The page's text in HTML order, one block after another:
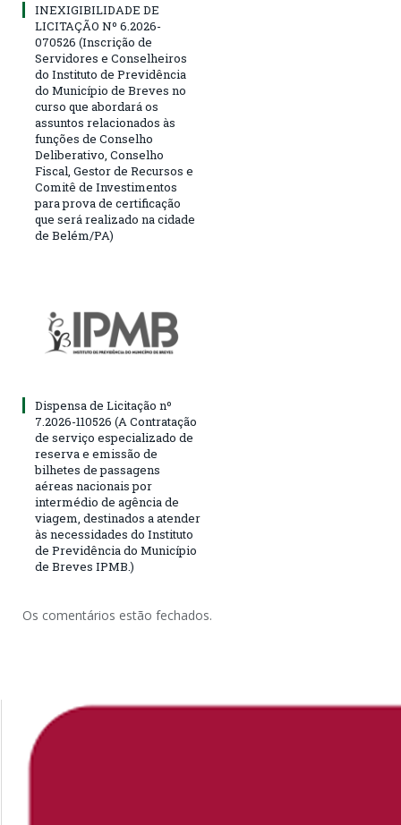
INEXIGIBILIDADE DE
LICITAÇÃO Nº 6.2026-
070526 (Inscrição de
Servidores e Conselheiros
do Instituto de Previdência
do Município de Breves no
curso que abordará os
assuntos relacionados às
funções de Conselho
Deliberativo, Conselho
Fiscal, Gestor de Recursos e
Comitê de Investimentos
para prova de certificação
que será realizado na cidade
de Belém/PA)
Dispensa de Licitação nº
7.2026-110526 (A Contratação
de serviço especializado de
reserva e emissão de
bilhetes de passagens
aéreas nacionais por
intermédio de agência de
viagem, destinados a atender
às necessidades do Instituto
de Previdência do Município
de Breves IPMB.)
Os comentários estão fechados.